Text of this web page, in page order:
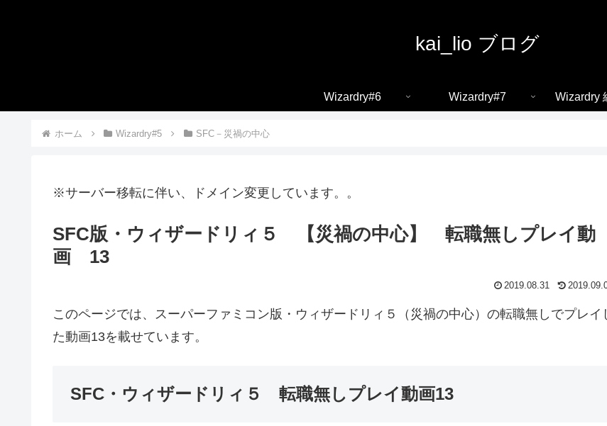
kai_lio ブログ
Wizardry#6 Wizardry#7 Wizardry
ホーム Wizardry#5 SFC－災禍の中心
※サーバー移転に伴い、ドメイン変更しています。。
SFC版・ウィザードリィ５ 【災禍の中心】 転職無しプレイ動
画 13
2019.08.31
このページでは、スーパーファミコン版・ウィザードリィ５（災禍の中心）の転職無しでプレイ
た動画13を載せています。
SFC・ウィザードリィ５ 転職無しプレイ動画13